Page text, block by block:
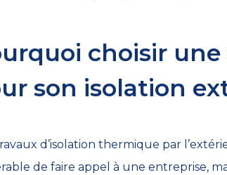
choisir
son isolation
d’isolation thermique par
de faire appel à une entreprise,